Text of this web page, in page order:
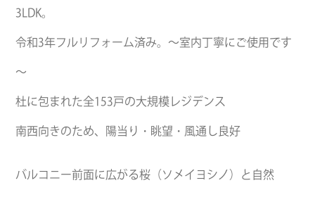
3LDK。
令和3年フルリフォーム済み。～室内丁寧にご使用です
～
杜に包まれた全153戸の大規模レジデンス
南西向きのため、陽当り・眺望・風通し良好
バルコニー前面に広がる桜（ソメイヨシノ）と自然